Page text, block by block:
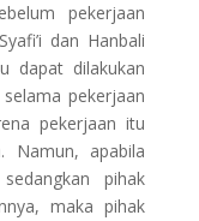
pekerjaan
dan Hanbali
dapat dilakukan
pekerjaan
pekerjaan itu
Namun, apabila
pihak
maka pihak